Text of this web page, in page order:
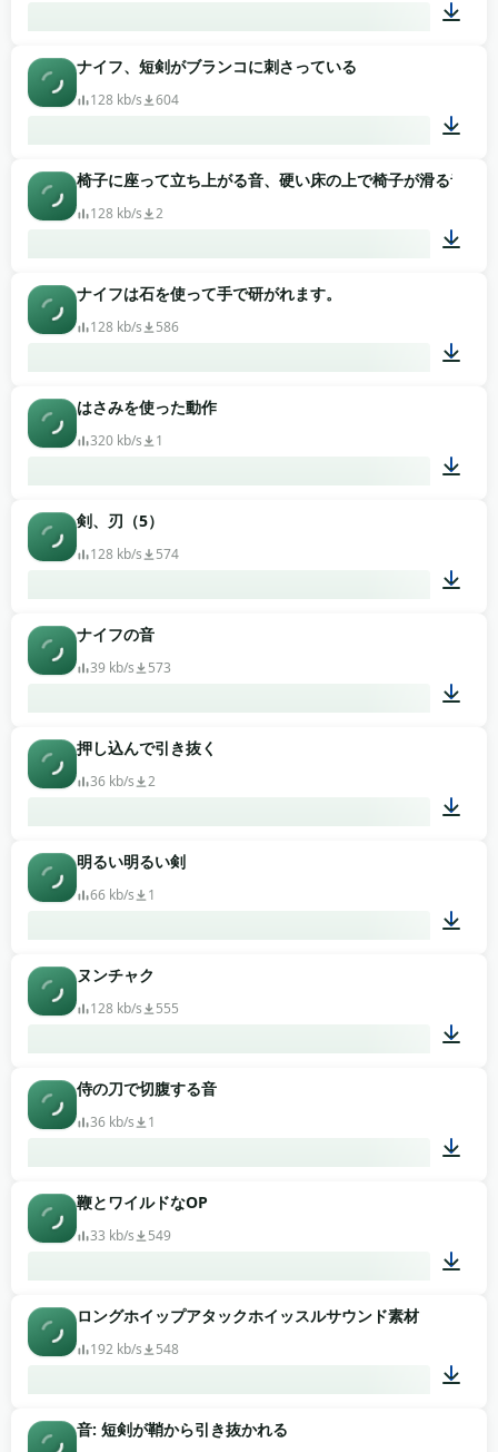
ナイフ、短剣がブランコに刺さっている
128 kb/s 604
00:05
椅子に座って立ち上がる音、硬い床の上で椅子が滑る音、
128 kb/s 2
ナイフは石を使って手で研がれます。
128 kb/s 586
はさみを使った動作
320 kb/s 1
剣、刃（5）
128 kb/s 574
ナイフの音
39 kb/s 573
押し込んで引き抜く
36 kb/s 2
明るい明るい剣
66 kb/s 1
ヌンチャク
128 kb/s 555
侍の刀で切腹する音
36 kb/s 1
鞭とワイルドなOP
33 kb/s 549
ロングホイップアタックホイッスルサウンド素材
192 kb/s 548
音: 短剣が鞘から引き抜かれる